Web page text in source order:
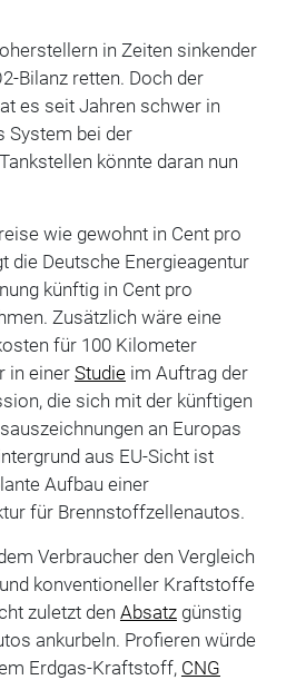
in Zeiten sinkender
Bilanz retten. Doch der
es seit Jahren schwer in
System bei der
könnte daran nun
wie gewohnt in Cent pro
die Deutsche Energieagentur
künftig in Cent pro
Zusätzlich wäre eine
für 100 Kilometer
in einerStudieim Auftrag der
die sich mit der künftigen
an Europas
aus EU-Sicht ist
Aufbau einer
für Brennstoffzellenautos.
Verbraucher den Vergleich
konventioneller Kraftstoffe
zuletzt den Absatzgünstig
ankurbeln. Profieren würde
Erdgas-Kraftstoff, CNG